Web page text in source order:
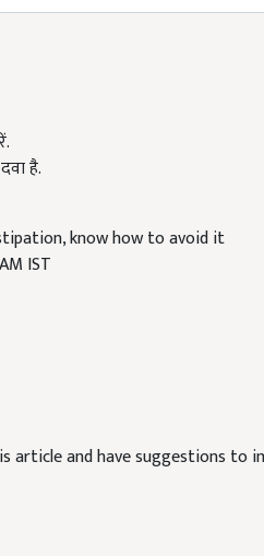
है.
know how to avoid it
IST
article and have suggestions to